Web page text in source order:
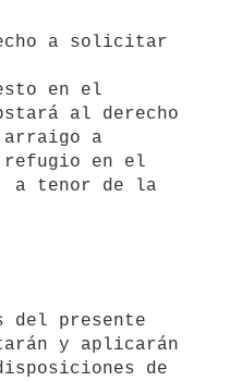
al derecho
a
en el
a tenor de la
y aplicarán
de